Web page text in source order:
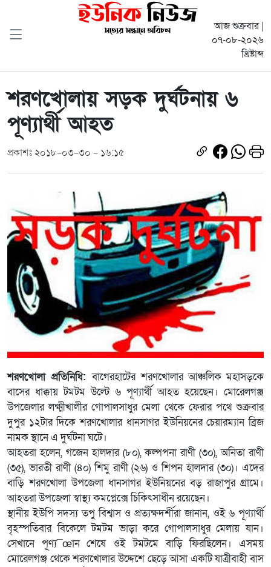
আজ শুক্রবার |
০৭-০৮-২০২৬
খ্রিষ্টাব্দ
শরণখোলায় সড়ক দুর্ঘটনায় ৬
পূণ্যার্থী আহত
প্রকাশঃ ২০১৮-০৩-৩০ - ১৬:১৫
শরণখোলা প্রতিনিধি:বাগেরহাটের শরণখোলার আঞ্চলিক মহাসড়কে
বাসের ধাক্কায় টমটম উল্টে ৬ পূণ্যার্থী আহত হয়েছেন। মোরেলগঞ্জ
উপজেলার লক্ষ্মীখালীর গোপালসাধুর মেলা থেকে ফেরার পথে শুক্রবার
দুপুর ১২টার দিকে শরণখোলার ধানসাগর ইউনিয়নের চেয়ারম্যান ব্রিজ
নামক স্থানে এ দুর্ঘটনা ঘটে।
আহতরা হলেন, গজেন হালদার (৮০), কল্পপনা রাণী (৩০), অনিতা রাণী
(৩৫), ভারতী রাণী (৪০) শিমু রাণী (২৬) ও শিপন হালদার (৩০)। এদের
বাড়ি শরণখোলা উপজেলা ধানসাগর ইউনিয়নের বড় রাজাপুর গ্রামে।
আহতরা উপজেলা স্বাস্থ্য কমপ্লেক্সে চিকিৎসাধীন রয়েছেন।
স্থানীয় ইউপি সদস্য তপু বিশ্বাস ও প্রত্যক্ষদর্শীরা জানান, ওই ৬ পূণ্যার্থী
বৃহস্পতিবার বিকেলে টমটম ভাড়া করে গোপালসাধুর মেলায় যান।
সেখানে পূণ্য¯œান শেষে ওই টমটমে বাড়ি ফিরছিলেন। এসময়
মোরেলগঞ্জ থেকে শরণখোলার উদ্দেশে ছেড়ে আসা একটি যাত্রীবাহী বাস